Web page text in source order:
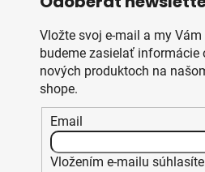
ý
p
i
s
u
Vložte svoj e-mail a my Vám
budeme zasielať informácie
nových produktoch na
shope.
Email
Vložením e-mailu